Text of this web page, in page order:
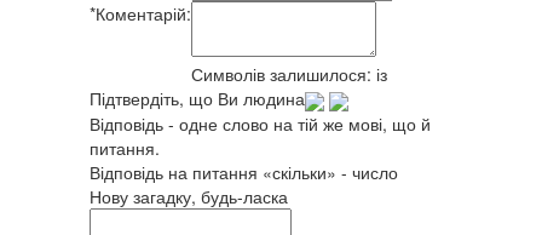
*Коментарій:
Символів залишилося: із
Підтвердіть, що Ви людина
Відповідь - одне слово на тій же мові, що й
питання.
Відповідь на питання «скільки» - число
Нову загадку, будь-ласка